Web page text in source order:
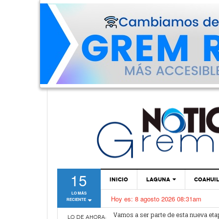
15
LO MÁS
RECIENTE
INICIO LAGUNA
TORREÓN
GÓMEZ PALACIO
Hoy es: 8 agosto 2026 08:31am
LO DE AHORA:
Vamos a ser parte de esta nueva